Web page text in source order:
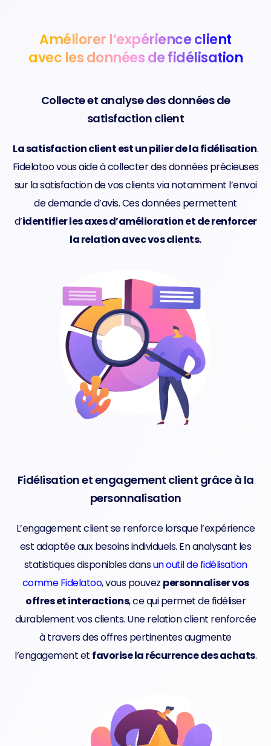
Améliorer l’expérience client
avec les données de fidélisation
Collecte et analyse des données de
satisfaction client
La satisfaction client est un pilier de la fidélisation.
Fidelatoo vous aide à collecter des données précieuses
sur la satisfaction de vos clients via notamment l’envoi
de demande d’avis. Ces données permettent
d’identifier les axes d’amélioration et de renforcer
la relation avec vos clients.
Fidélisation et engagement client grâce à la
personnalisation
L’engagement client se renforce lorsque l’expérience
est adaptée aux besoins individuels. En analysant les
statistiques disponibles dansun outil de fidélisation
comme Fidelatoo, vous pouvez personnaliser vos
offres et interactions, ce qui permet de fidéliser
durablement vos clients. Une relation client renforcée
à travers des offres pertinentes augmente
l’engagement et favorise la récurrence des achats.